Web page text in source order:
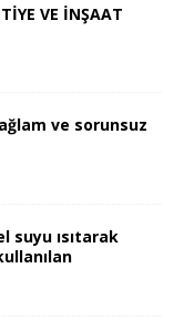
VE İNŞAAT
ve sorunsuz
suyu ısıtarak